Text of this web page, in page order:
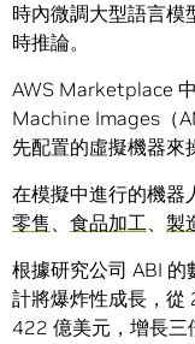
時內微調大型語言模
時推論。
AWS Marketplace
Machine Images（
先配置的虛擬機器來
在模擬中進行的機器
零售 、 食品加工、 製
根據研究公司 ABI
計將爆炸性成長，
422 億美元，增長三